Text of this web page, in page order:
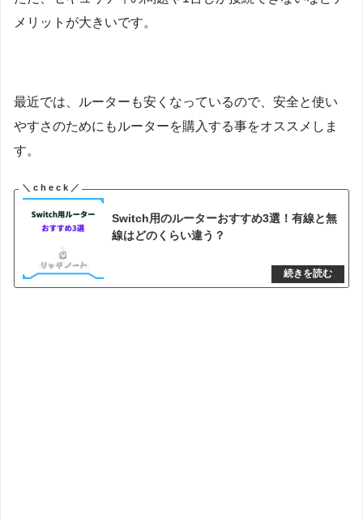
メリットが大きいです。
最近では、ルーターも安くなっているので、安全と使い
やすさのためにもルーターを購入する事をオススメしま
す。
Switch用のルーターおすすめ3選！有線と無
線はどのくらい違う？